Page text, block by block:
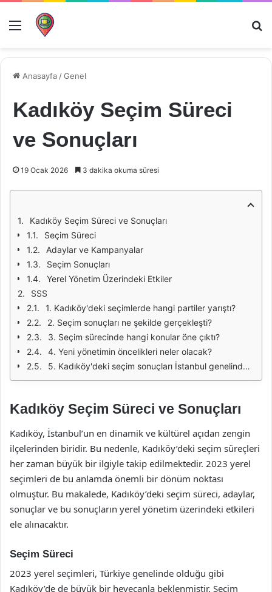
Menü
Anasayfa /Genel
Kadıköy Seçim Süreci
ve Sonuçları
19 Ocak 2026 3 dakika okuma süresi
Kadıköy Seçim Süreci ve Sonuçları
Seçim Süreci
Adaylar ve Kampanyalar
Seçim Sonuçları
Yerel Yönetim Üzerindeki Etkiler
SSS
1. Kadıköy'deki seçimlerde hangi partiler yarıştı?
2. Seçim sonuçları ne şekilde gerçekleşti?
3. Seçim sürecinde hangi konular öne çıktı?
4. Yeni yönetimin öncelikleri neler olacak?
5. Kadıköy'deki seçim sonuçları İstanbul genelinde nasıl bir etki yarattı?
Kadıköy Seçim Süreci ve Sonuçları
Kadıköy, İstanbul’un en dinamik ve kültürel açıdan zengin
ilçelerinden biridir. Bu nedenle, Kadıköy’deki seçim süreçleri
her zaman büyük bir ilgiyle takip edilmektedir. 2023 yerel
seçimleri de bu anlamda önemli bir dönüm noktası
olmuştur. Bu makalede, Kadıköy’deki seçim süreci, adaylar,
sonuçlar ve bu sonuçların yerel yönetim üzerindeki etkileri
ele alınacaktır.
Seçim Süreci
2023 yerel seçimleri, Türkiye genelinde olduğu gibi
Kadıköy’de de büyük bir heyecanla beklenmiştir. Seçim